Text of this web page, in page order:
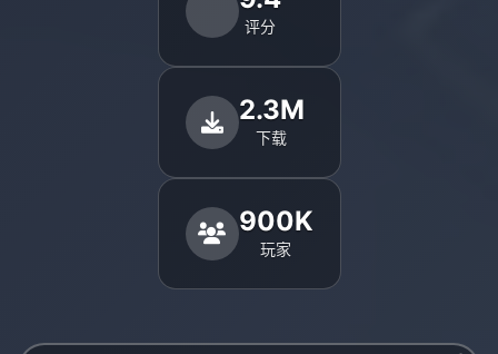
评分
2.3M
下载
900K
玩家